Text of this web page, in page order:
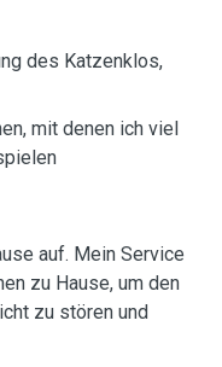
des Katzenklos,
mit denen ich viel
auf. Mein Service
zu Hause, um den
zu stören und